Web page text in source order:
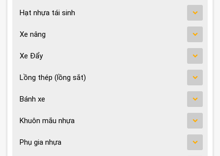
Hạt nhựa tái sinh
Xe nâng
Xe Đẩy
Lồng thép (lồng sắt)
Bánh xe
Khuôn mắu nhựa
Phụ gia nhựa